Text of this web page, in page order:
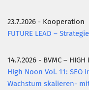
23.7.2026 - Kooperation
FUTURE LEAD –
14.7.2026 - BVMC – HIGH
High Noon Vol. 11:
Wachstum skalieren-